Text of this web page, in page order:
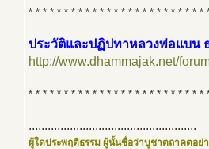
* * * * * * * * * * * * * * * * * * * * * * * * *
ประวัติและปฏิปทาหลวงพ่อแบน
http://www.dhammajak.net/
* * * * * * * * * * * * * * * * * * * * * * * * *
.....................................................
ผู้ใดประพฤติธรรม ผู้นั้นชื่อว่าบูชาตถาคตอย่า